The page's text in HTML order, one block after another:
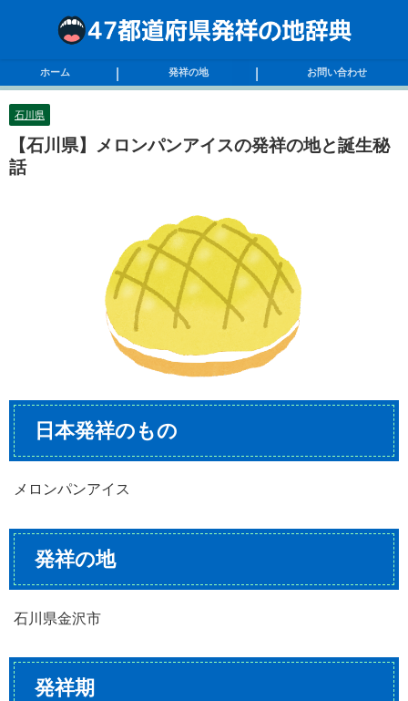
ホーム 発祥の地 お問い合わせ
石川県
【石川県】メロンパンアイスの発祥の地と誕生秘
話
日本発祥のもの
メロンパンアイス
発祥の地
石川県金沢市
発祥期